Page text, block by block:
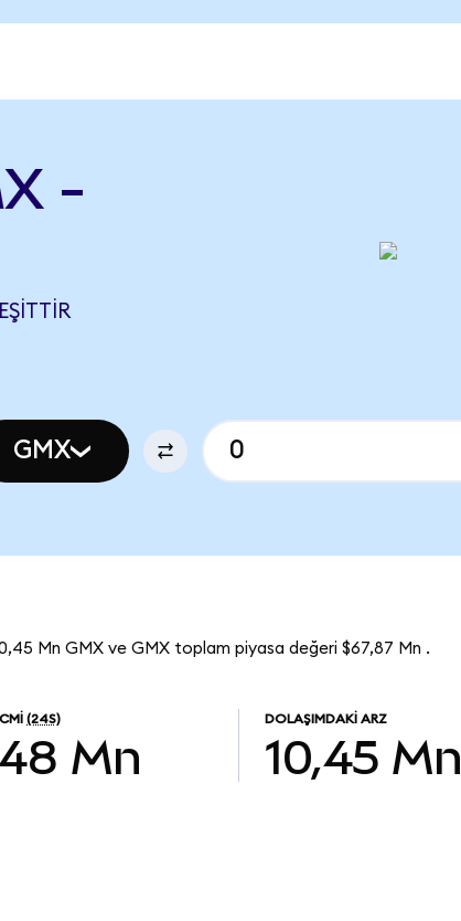
-
GMX
Mn GMX ve GMX toplam piyasa değeri $67,87 Mn .
(24S)
Mn
DOLAŞIMDAKI ARZ
10,45 Mn